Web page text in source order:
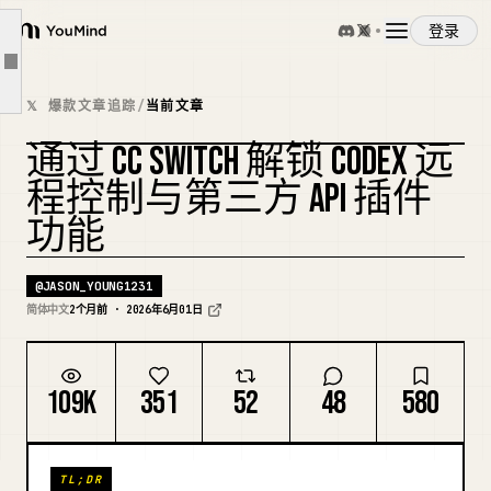
YouMind
登录
概览
使用案例
技能
提示词
下载
文章大纲
第四步：需要时开启本地路由并接管 Codex
背后的原理
Codex 里显示的账号始终是官方账号
不要用 Codex 账号信息判断计费方
修改模型映射后要重启 Codex
关闭开关会回到旧行为
常见问题
𝕏 爆款文章追踪/当前文章
复刻封面
通过 CC SWITCH 解锁 CODEX 远
程控制与第三方 API 插件
功能
@JASON_YOUNG1231
简体中文2个月前 · 2026年6月01日
109K 351 52 48 580
TL;DR